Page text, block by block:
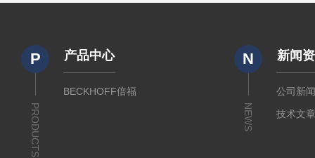
P
PRODUCTS
产品中心
BECKHOFF倍福
N
NEWS
新闻
公司新
技术文